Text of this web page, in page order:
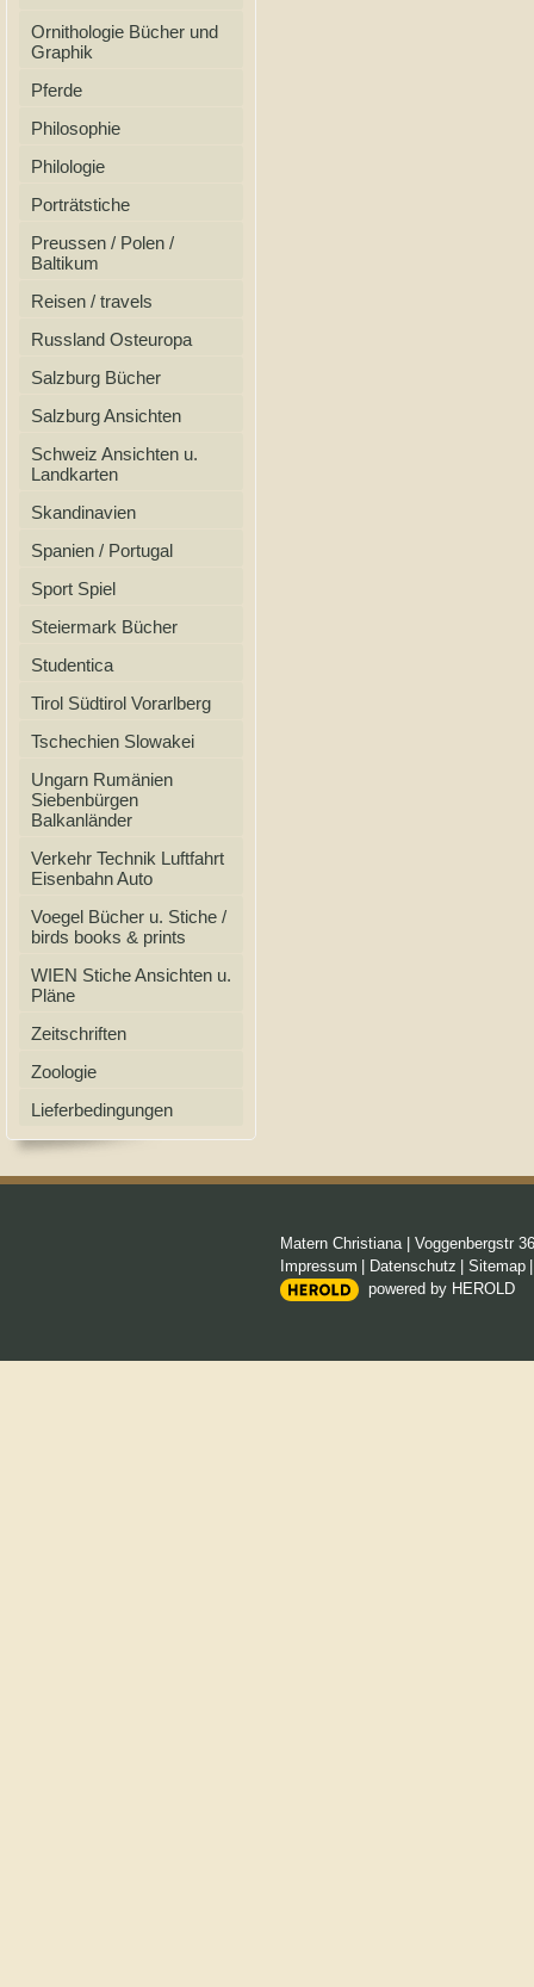
Ornithologie Bücher und
Graphik
Pferde
Philosophie
Philologie
Porträtstiche
Preussen / Polen /
Baltikum
Reisen / travels
Russland Osteuropa
Salzburg Bücher
Salzburg Ansichten
Schweiz Ansichten u.
Landkarten
Skandinavien
Spanien / Portugal
Sport Spiel
Steiermark Bücher
Studentica
Tirol Südtirol Vorarlberg
Tschechien Slowakei
Ungarn Rumänien
Siebenbürgen
Balkanländer
Verkehr Technik Luftfahrt
Eisenbahn Auto
Voegel Bücher u. Stiche /
birds books & prints
WIEN Stiche Ansichten u.
Pläne
Zeitschriften
Zoologie
Lieferbedingungen
Matern Christiana| Voggenbergstr 36
Impressum
Datenschutz Sitemap
powered by HEROLD